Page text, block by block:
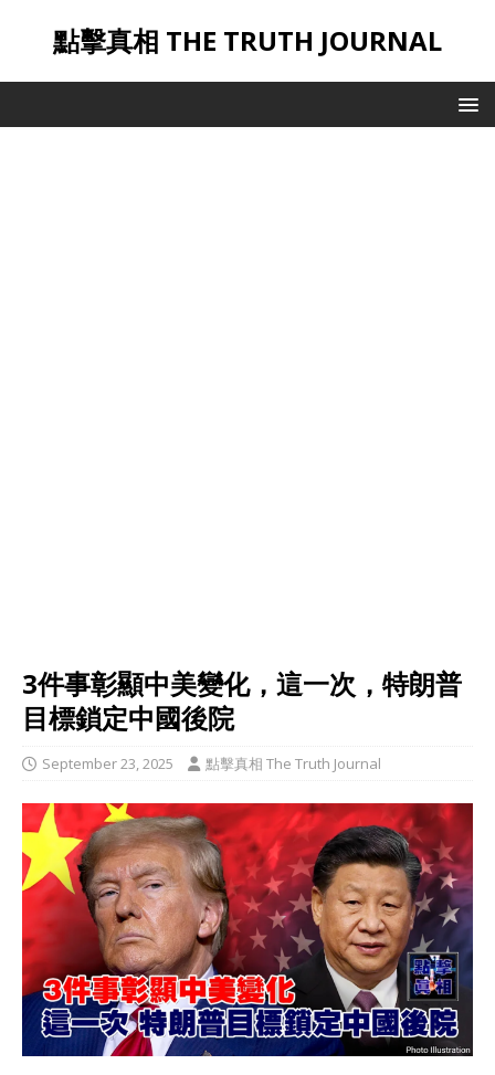
點擊真相 THE TRUTH JOURNAL
3件事彰顯中美變化，這一次，特朗普
目標鎖定中國後院
September 23, 2025 點擊真相 The Truth Journal